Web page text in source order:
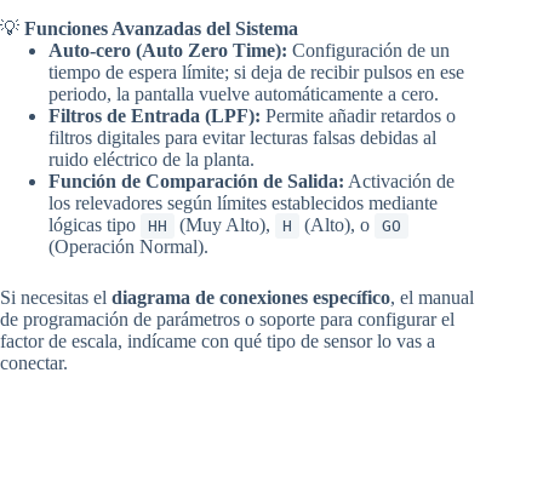
💡 Funciones Avanzadas del Sistema
Auto-cero (Auto Zero Time): Configuración de un
tiempo de espera límite; si deja de recibir pulsos en ese
periodo, la pantalla vuelve automáticamente a cero.
Filtros de Entrada (LPF): Permite añadir retardos o
filtros digitales para evitar lecturas falsas debidas al
ruido eléctrico de la planta.
Función de Comparación de Salida: Activación de
los relevadores según límites establecidos mediante
lógicas tipo
HH (Muy Alto), H (Alto), o GO
(Operación Normal).
Si necesitas el diagrama de conexiones específico, el manual
de programación de parámetros o soporte para configurar el
factor de escala, indícame con qué tipo de sensor lo vas a
conectar.